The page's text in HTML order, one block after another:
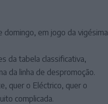
em jogo da vigésima
da tabela classificativa,
da linha de despromoção.
quer o Eléctrico, quer o
complicada.